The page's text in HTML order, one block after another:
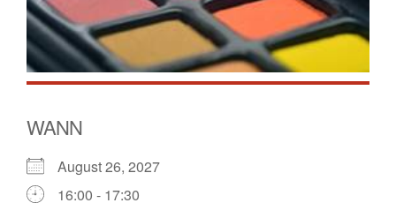
WANN
August 26, 2027
16:00 - 17:30